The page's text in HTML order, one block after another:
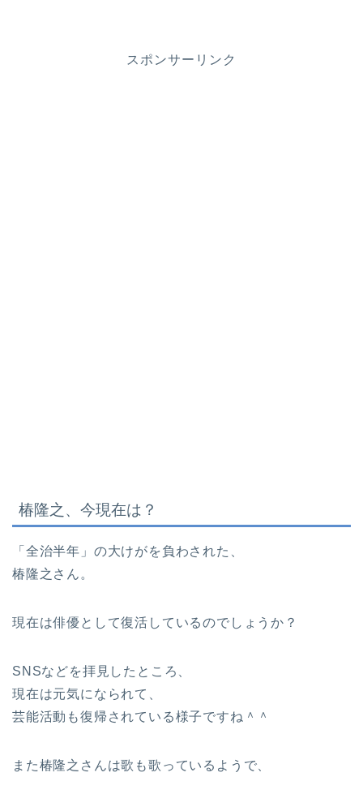
スポンサーリンク
椿隆之、今現在は？
「全治半年」の大けがを負わされた、
椿隆之さん。
現在は俳優として復活しているのでしょうか？
SNSなどを拝見したところ、
現在は元気になられて、
芸能活動も復帰されている様子ですね＾＾
また椿隆之さんは歌も歌っているようで、